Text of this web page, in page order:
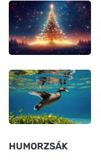
HUMORZSÁK